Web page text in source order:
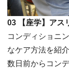
03 【座学】アス
コンディショニ
なケア方法を紹
数日前からコン